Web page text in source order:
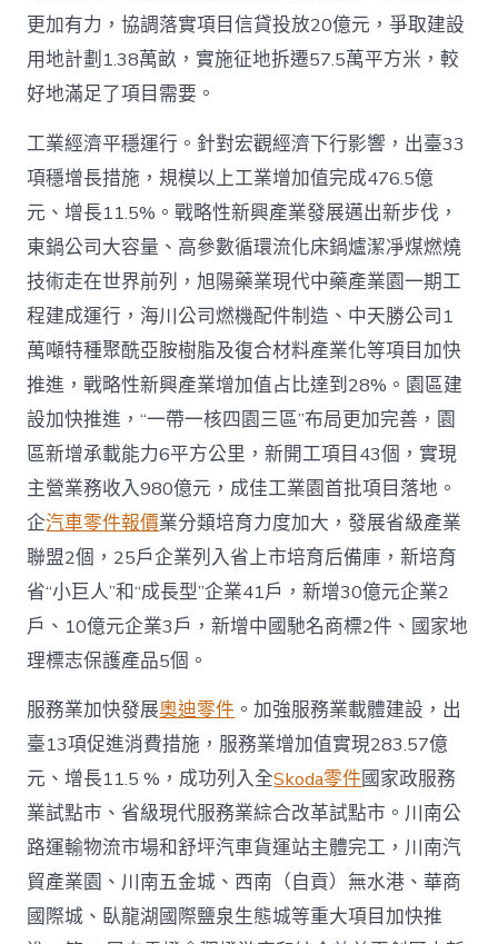
更加有力，協調落實項目信貸投放20億元，爭取建設
用地計劃1.38萬畝，實施征地拆遷57.5萬平方米，較
好地滿足了項目需要。
工業經濟平穩運行。針對宏觀經濟下行影響，出臺33
項穩增長措施，規模以上工業增加值完成476.5億
元、增長11.5%。戰略性新興產業發展邁出新步伐，
東鍋公司大容量、高參數循環流化床鍋爐潔凈煤燃燒
技術走在世界前列，旭陽藥業現代中藥產業園一期工
程建成運行，海川公司燃機配件制造、中天勝公司1
萬噸特種聚酰亞胺樹脂及復合材料產業化等項目加快
推進，戰略性新興產業增加值占比達到28%。園區建
設加快推進，“一帶一核四園三區”布局更加完善，園
區新增承載能力6平方公里，新開工項目43個，實現
主營業務收入980億元，成佳工業園首批項目落地。
企汽車零件報價業分類培育力度加大，發展省級產業
聯盟2個，25戶企業列入省上市培育后備庫，新培育
省“小巨人”和“成長型”企業41戶，新增30億元企業2
戶、10億元企業3戶，新增中國馳名商標2件、國家地
理標志保護產品5個。
服務業加快發展奧迪零件 。加強服務業載體建設，出
臺13項促進消費措施，服務業增加值實現283.57億
元、增長11.5 %，成功列入全Skoda零件國家政服務
業試點市、省級現代服務業綜合改革試點市。川南公
路運輸物流市場和舒坪汽車貨運站主體完工，川南汽
貿產業園、川南五金城、西南（自貢）無水港、華商
國際城、臥龍湖國際鹽泉生態城等重大項目加快推